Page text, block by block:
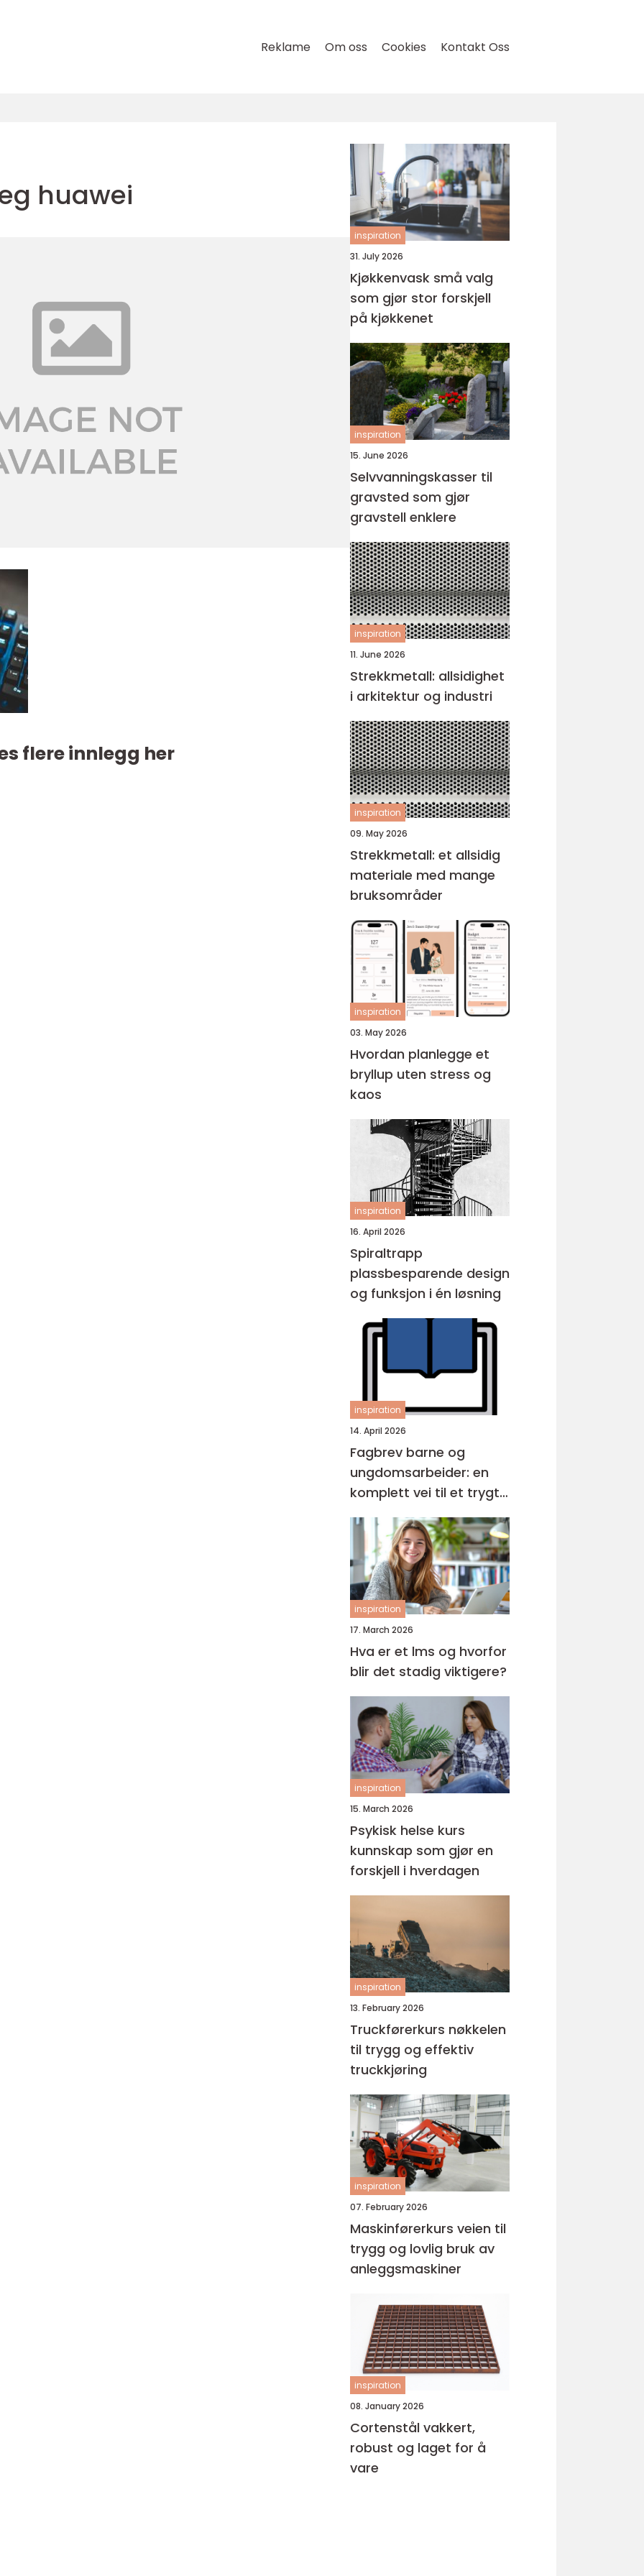
Reklame Om oss Cookies Kontakt Oss
huawei
flere innlegg her
inspiration
31. July 2026
Kjøkkenvask små valg
som gjør stor forskjell
på kjøkkenet
inspiration
15. June 2026
Selvvanningskasser til
gravsted som gjør
gravstell enklere
inspiration
11. June 2026
Strekkmetall: allsidighet
i arkitektur og industri
inspiration
09. May 2026
Strekkmetall: et allsidig
materiale med mange
bruksområder
inspiration
03. May 2026
Hvordan planlegge et
bryllup uten stress og
kaos
inspiration
16. April 2026
Spiraltrapp
plassbesparende design
og funksjon i én løsning
inspiration
14. April 2026
Fagbrev barne og
ungdomsarbeider: en
komplett vei til et trygt
yrke
inspiration
17. March 2026
Hva er et lms og hvorfor
blir det stadig viktigere?
inspiration
15. March 2026
Psykisk helse kurs
kunnskap som gjør en
forskjell i hverdagen
inspiration
13. February 2026
Truckførerkurs nøkkelen
til trygg og effektiv
truckkjøring
inspiration
07. February 2026
Maskinførerkurs veien til
trygg og lovlig bruk av
anleggsmaskiner
inspiration
08. January 2026
Cortenstål vakkert,
robust og laget for å
vare